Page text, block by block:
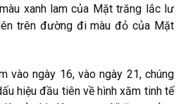
xanh lam của Mặt trăng lắc lư
trên đường đi màu đỏ của Mặt
vào ngày 16, vào ngày 21, chúng
hiệu đầu tiên về hình xăm tinh tế